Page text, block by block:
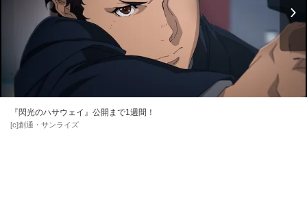
『閃光のハサウェイ』公開まで1週間！
[c]創通・サンライズ